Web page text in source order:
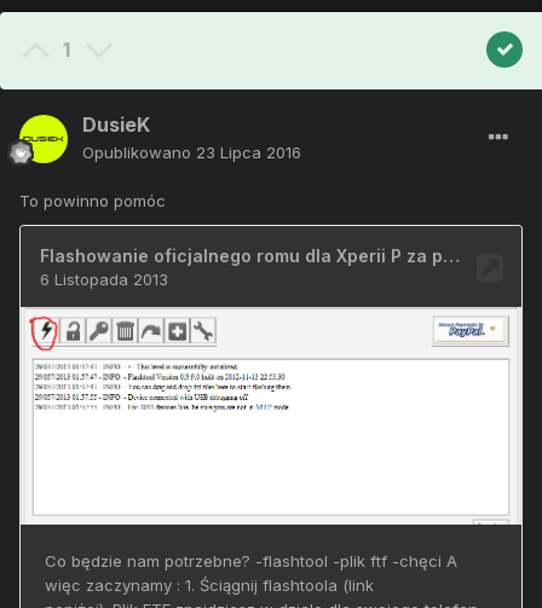
1
DusieK
Opublikowano 23 Lipca 2016
To powinno pomóc